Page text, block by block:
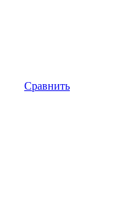
Сравнить